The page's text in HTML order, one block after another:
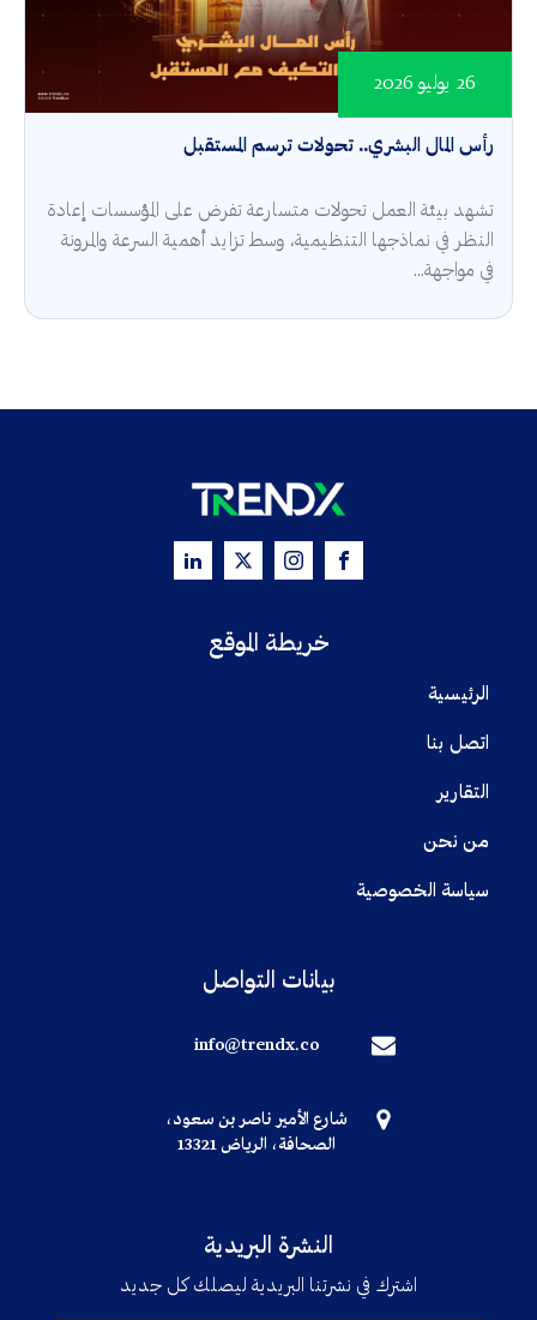
رأس المال البشري.. تحولات ترسم المستقبل
26 يوليو 2026
تشهد بيئة العمل تحولات متسارعة تفرض على المؤسسات إعادة
النظر في نماذجها التنظيمية، وسط تزايد أهمية السرعة والمرونة
في مواجهة...
خريطة الموقع
الرئيسية
اتصل بنا
التقارير
من نحن
سياسة الخصوصية
بيانات التواصل
info@trendx.co
شارع الأمير ناصر بن سعود،
الصحافة، الرياض 13321
النشرة البريدية
اشترك في نشرتنا البريدية ليصلك كل جديد